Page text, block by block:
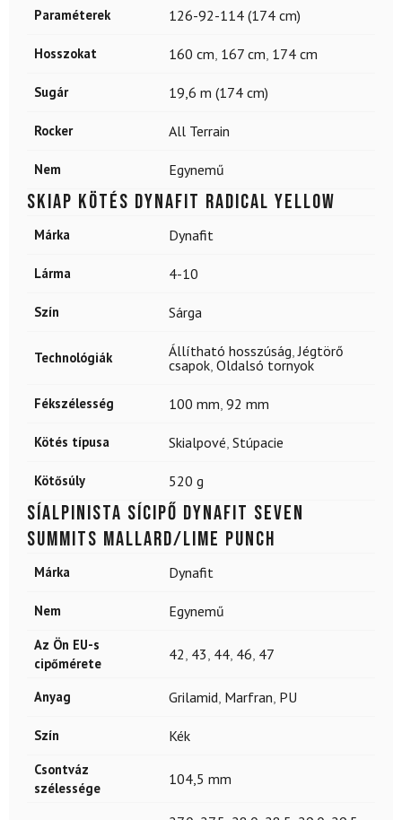
Paraméterek 126-92-114 (174 cm)
Hosszokat 160 cm, 167 cm, 174 cm
Sugár 19,6 m (174 cm)
Rocker All Terrain
Nem Egynemű
Skiap kötés DYNAFIT Radical Yellow
Márka Dynafit
Lárma 4-10
Szín Sárga
Technológiák Állítható hosszúság,Jégtörő
csapok, Oldalsó tornyok
Fékszélesség 100 mm, 92 mm
Kötés típusa Skialpové, Stúpacie
Kötősúly 520 g
Síalpinista sícipő DYNAFIT Seven
Summits Mallard/Lime Punch
Márka Dynafit
Nem Egynemű
Az Ön EU-s
cipőmérete
42, 43, 44, 46, 47
Anyag Grilamid, Marfran, PU
Szín Kék
Csontváz
szélessége
104,5 mm